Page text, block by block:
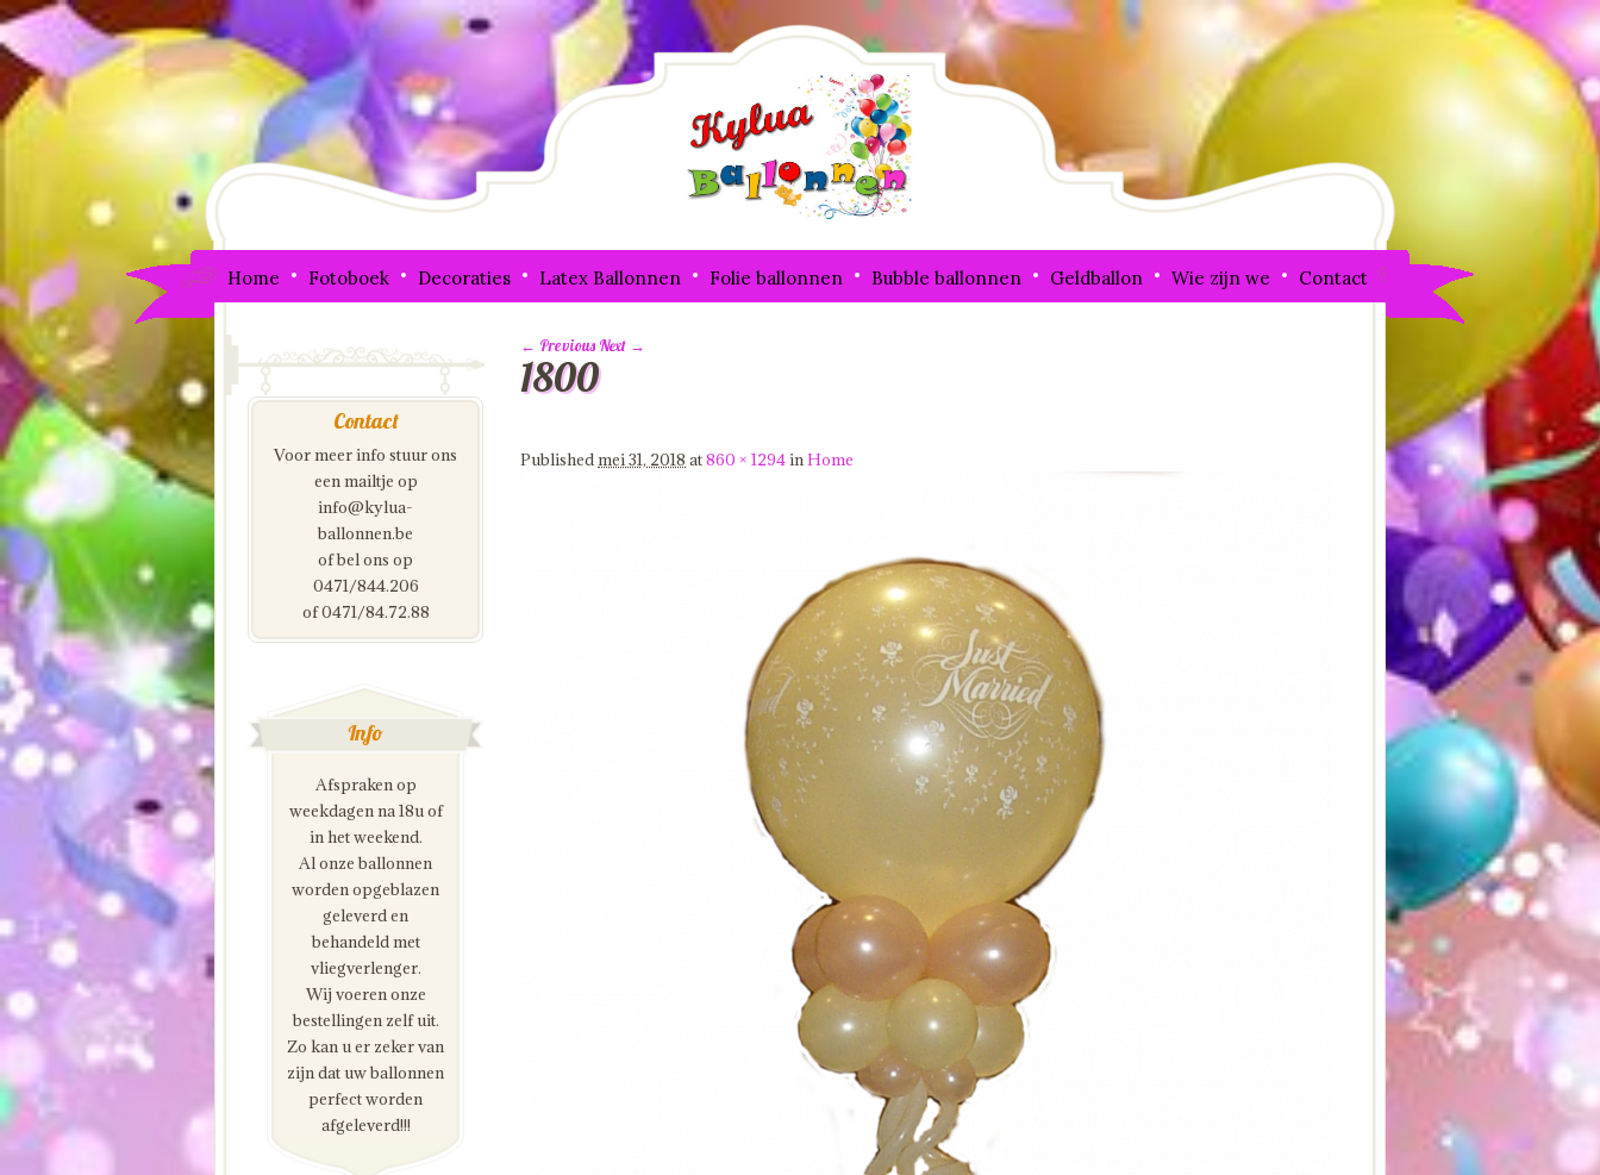
Home Fotoboek Decoraties Latex Ballonnen Folie ballonnen Bubble ballonnen Geldballon Wie zijn we Contact
Image navigation
← Previous Next →
1800
Publishedmei 31, 2018 at860 × 1294inHome
Contact
Voor meer info stuur ons
een mailtje op
info@kylua-
ballonnen.be
of bel ons op
0471/844.206
of 0471/84.72.88
Info
Afspraken op
weekdagen na 18u of
in het weekend.
Al onze ballonnen
worden opgeblazen
geleverd en
behandeld met
vliegverlenger.
Wij voeren onze
bestellingen zelf uit.
Zo kan u er zeker van
zijn dat uw ballonnen
perfect worden
afgeleverd!!!